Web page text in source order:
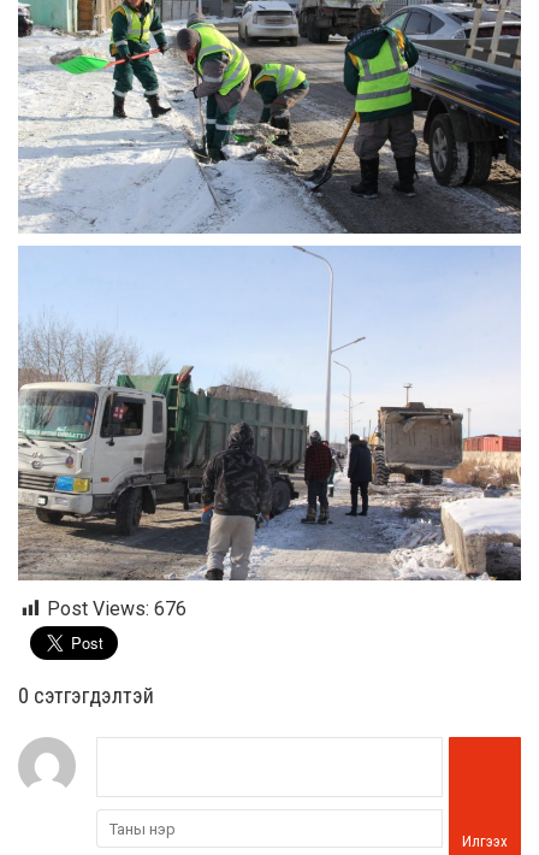
Post Views: 676
0 cэтгэгдэлтэй
Илгээх